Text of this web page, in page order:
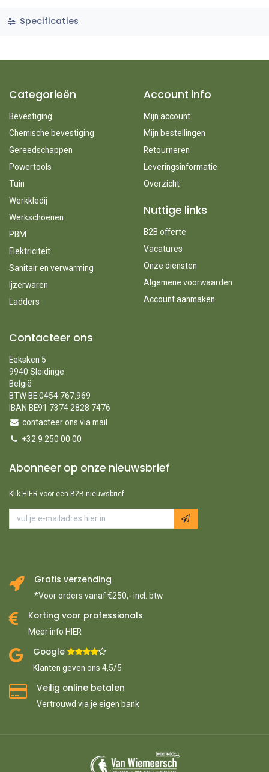
Specificaties
Categorieën
Bevestiging
Chemische bevestiging
Gereedschappen
Powertools
Tuin
Werkkledij
Werkschoenen
PBM
Elektriciteit
Sanitair en verwarming
Ijzerwaren
Ladders
Account info
Mijn account
Mijn bestellingen
Retourneren
Leveringsinformatie
Overzicht
Nuttige links
B2B offerte
Vacatures
Onze diensten
Algemene voorwaarden
Account aanmaken
Contacteer ons
Eeksken 5
9940 Sleidinge
België
BTW BE 0454.767.969
IBAN BE91 7374 2828 7476
contacteer ons via mail
+32 9 250 00 00
Abonneer op onze nieuwsbrief
Klik HIER voor een B2B nieuwsbrief
Gratis verzending
*Voor orders vanaf €250,- incl. btw
Korting voor professionals
Meer info HIER
Google ​
Klanten geven ons 4,5/5
Veilig online betalen
Vertrouwd via je eigen bank